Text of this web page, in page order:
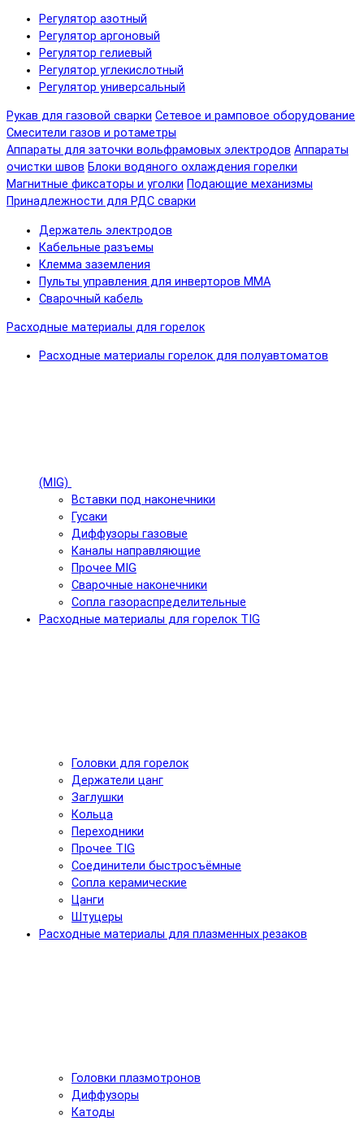
Регулятор азотный
Регулятор аргоновый
Регулятор гелиевый
Регулятор углекислотный
Регулятор универсальный
Рукав для газовой сварки Сетевое и рамповое оборудование
Смесители газов и ротаметры
Аппараты для заточки вольфрамовых электродов Аппараты
очистки швов Блоки водяного охлаждения горелки
Магнитные фиксаторы и уголки Подающие механизмы
Принадлежности для РДС сварки
Держатель электродов
Кабельные разъемы
Клемма заземления
Пульты управления для инверторов MMA
Сварочный кабель
Расходные материалы для горелок
Расходные материалы горелок для полуавтоматов
(MIG)
Вставки под наконечники
Гусаки
Диффузоры газовые
Каналы направляющие
Прочее MIG
Сварочные наконечники
Сопла газораспределительные
Расходные материалы для горелок TIG
Головки для горелок
Держатели цанг
Заглушки
Кольца
Переходники
Прочее TIG
Соединители быстросъёмные
Сопла керамические
Цанги
Штуцеры
Расходные материалы для плазменных резаков
Головки плазмотронов
Диффузоры
Катоды